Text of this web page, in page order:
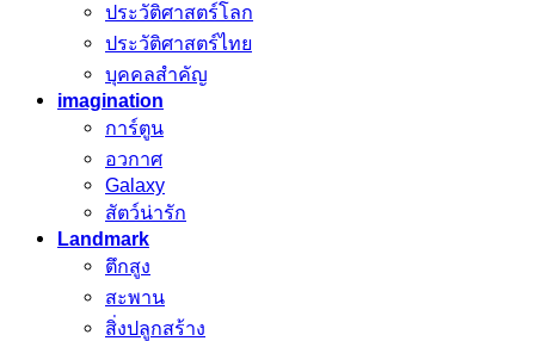
ประวัติศาสตร์โลก
ประวัติศาสตร์ไทย
บุคคลสำคัญ
imagination
การ์ตูน
อวกาศ
Galaxy
สัตว์น่ารัก
Landmark
ตึกสูง
สะพาน
สิ่งปลูกสร้าง